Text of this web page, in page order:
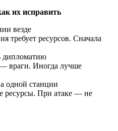
их исправить
везде
требует ресурсов. Сначала
дипломатию
враги. Иногда лучше
одной станции
ресурсы. При атаке — не